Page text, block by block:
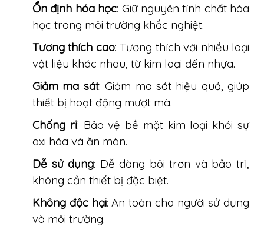
Ổn định hóa học: Giữ nguyên tính chất hóa
học trong môi trường khắc nghiệt.
Tương thích cao: Tương thích với nhiều loại
vật liệu khác nhau, từ kim loại đến nhựa.
Giảm ma sát: Giảm ma sát hiệu quả, giúp
thiết bị hoạt động mượt mà.
Chống rỉ: Bảo vệ bề mặt kim loại khỏi sự
oxi hóa và ăn mòn.
Dễ sử dụng: Dễ dàng bôi trơn và bảo trì,
không cần thiết bị đặc biệt.
Không độc hại: An toàn cho người sử dụng
và môi trường.